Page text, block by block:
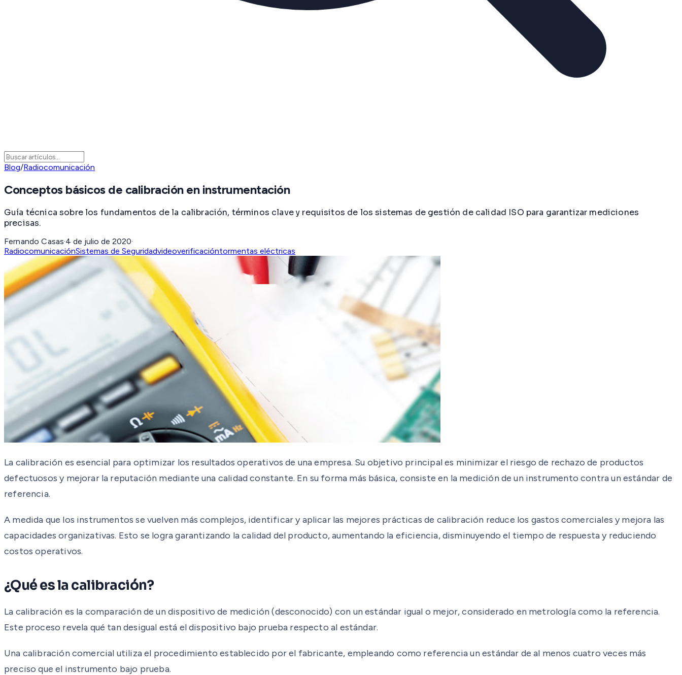
Blog/Radiocomunicación
Conceptos básicos de calibración en instrumentación
Guía técnica sobre los fundamentos de la calibración, términos clave y requisitos de los sistemas de gestión de calidad ISO para garantizar mediciones
precisas.
Fernando Casas·4 de julio de 2020·
RadiocomunicaciónSistemas de Seguridadvideoverificacióntormentas eléctricas
La calibración es esencial para optimizar los resultados operativos de una empresa. Su objetivo principal es minimizar el riesgo de rechazo de productos
defectuosos y mejorar la reputación mediante una calidad constante. En su forma más básica, consiste en la medición de un instrumento contra un estándar de
referencia.
A medida que los instrumentos se vuelven más complejos, identificar y aplicar las mejores prácticas de calibración reduce los gastos comerciales y mejora las
capacidades organizativas. Esto se logra garantizando la calidad del producto, aumentando la eficiencia, disminuyendo el tiempo de respuesta y reduciendo
costos operativos.
¿Qué es la calibración?
La calibración es la comparación de un dispositivo de medición (desconocido) con un estándar igual o mejor, considerado en metrología como la referencia.
Este proceso revela qué tan desigual está el dispositivo bajo prueba respecto al estándar.
Una calibración comercial utiliza el procedimiento establecido por el fabricante, empleando como referencia un estándar de al menos cuatro veces más
preciso que el instrumento bajo prueba.